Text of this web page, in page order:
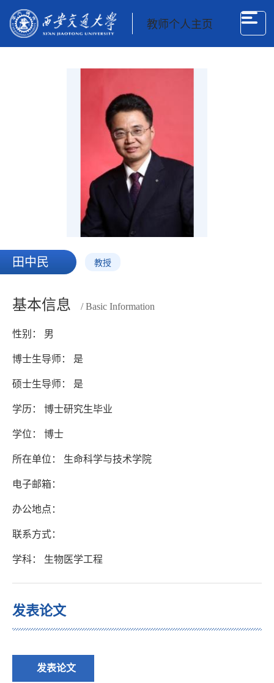
教师个人主页
田中民 教授
基本信息 / Basic Information
性别： 男
博士生导师： 是
硕士生导师： 是
学历： 博士研究生毕业
学位： 博士
所在单位： 生命科学与技术学院
电子邮箱：
办公地点：
联系方式：
学科： 生物医学工程
发表论文
发表论文